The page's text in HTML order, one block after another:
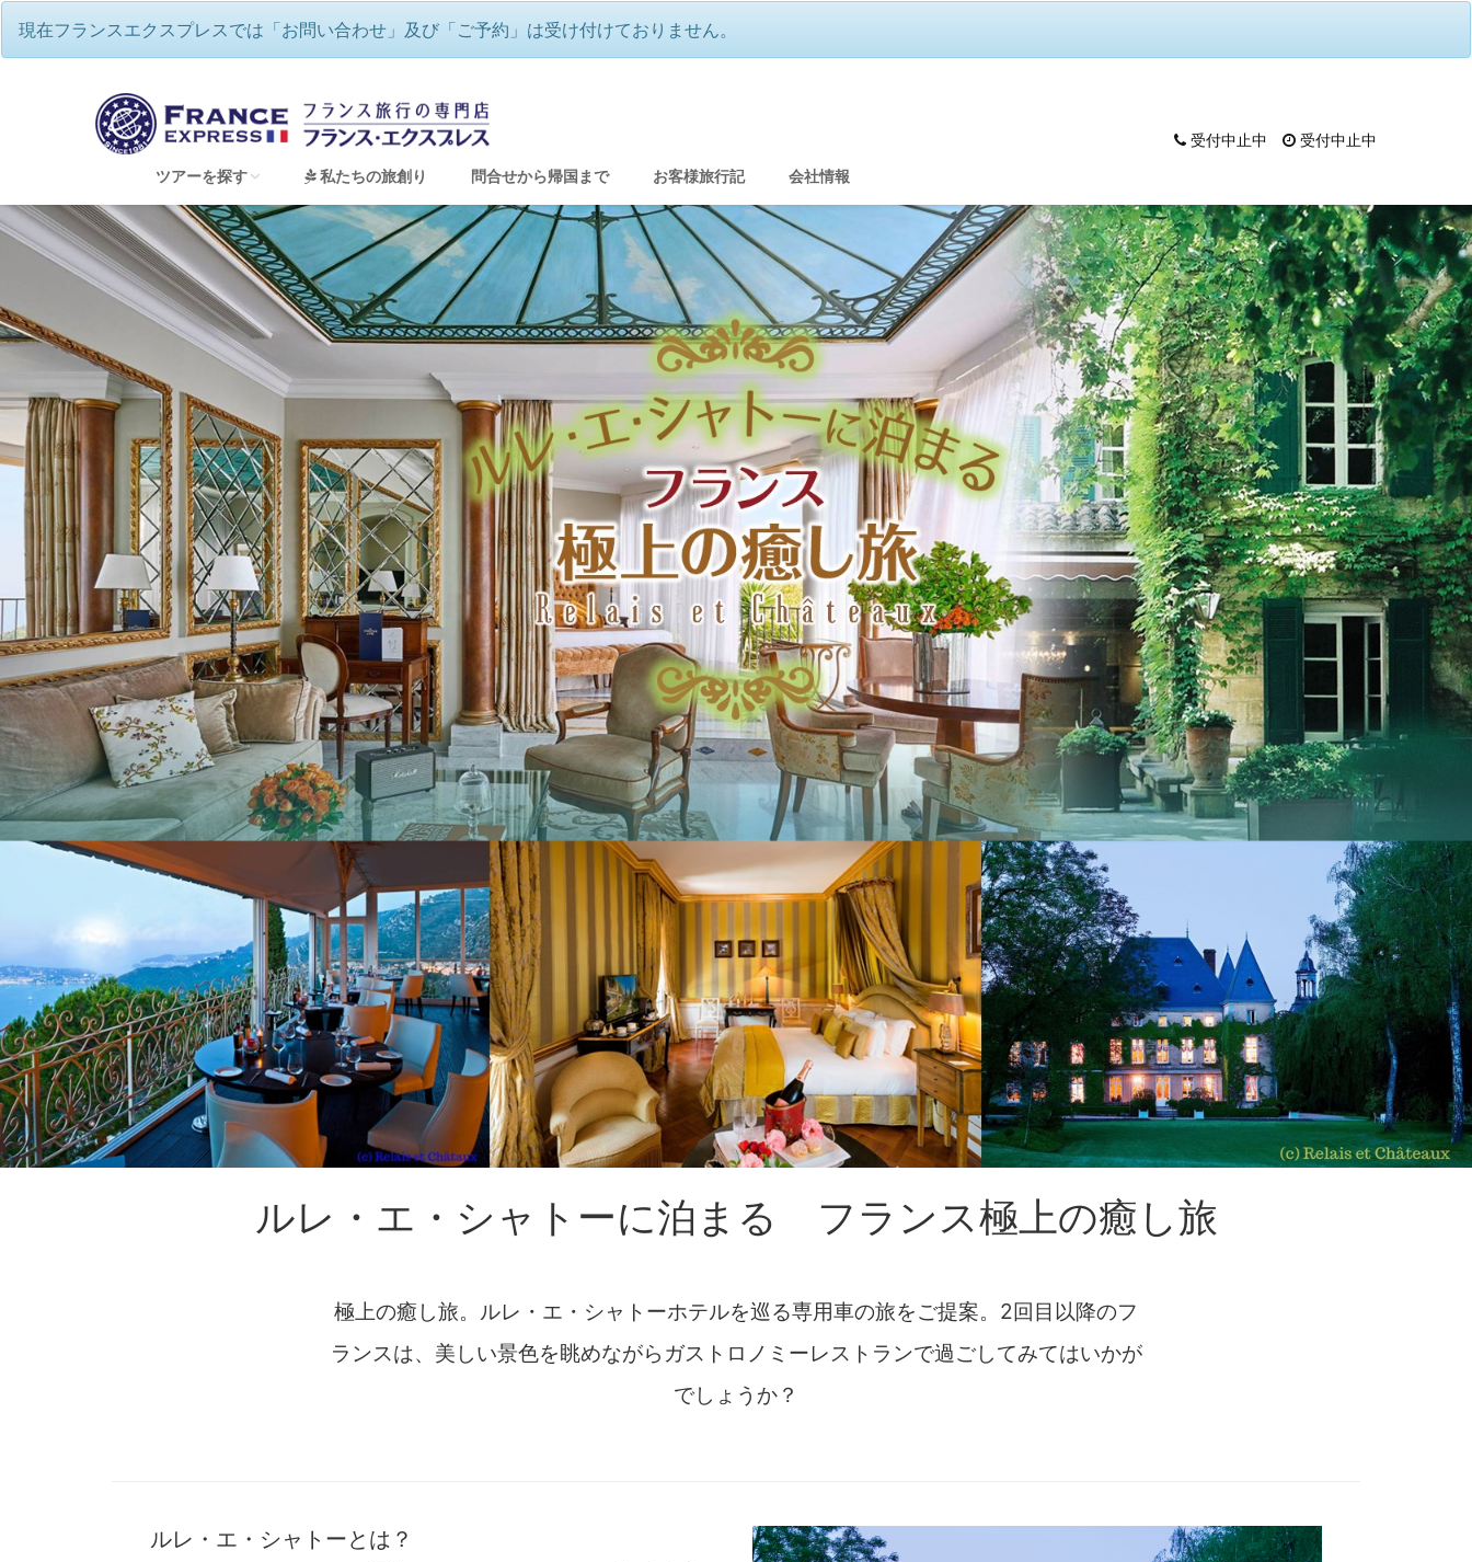
現在フランスエクスプレスでは「お問い合わせ」及び「ご予約」は受け付けておりません。
受付中止中
受付中止中
ツアーを探す
すべてのツアーを見る
フランスワインツアー・ワイナリー巡り
フランスハネムーン（新婚旅行）＆ウェディング
フランス地方巡り 専用車チャーターツアー
童話の世界のような美しい街並み アルザス
ゆったり、優雅にフランス・リバークルーズ
ルレ・エ・シャトーに泊まる フランス極上の癒し旅
フランスの最も美しい村を巡る旅
航空宇宙関連ツアー（エアバス工場見学・航空ショー）
フランスde習い事
コルシカ島 地中海に浮かぶフランスの秘境
自分で創る旅(完全オーダーメイド旅)
私たちの旅創り 問合せから帰国まで お客様旅行記 会社情報
フランスエクスプレス / ルレ・エ・シャトーに泊まる フランス極上の癒し旅
ルレ・エ・シャトーに泊まる フランス極上の癒し旅
極上の癒し旅。ルレ・エ・シャトーホテルを巡る専用車の旅をご提案。2回目以降のフ
ランスは、美しい景色を眺めながらガストロノミーレストランで過ごしてみてはいかが
でしょうか？
ルレ・エ・シャトーとは？